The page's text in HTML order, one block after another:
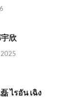
欣
ไรอัน เฉิง